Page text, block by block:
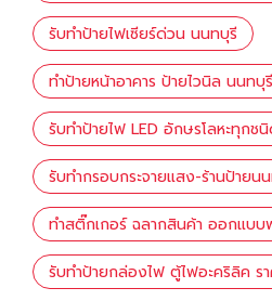
รับทำป้ายไฟเซียร์ด่วน นนทบุรี
ทำป้ายหน้าอาคาร ป้ายไวนิล นนทบุรี
รับทำป้ายไฟ LED อักษรโลหะทุกช
รับทำกรอบกระจายแสง-ร้านป้ายน
ทำสติ๊กเกอร์ ฉลากสินค้า ออกแบ
รับทำป้ายกล่องไฟ ตู้ไฟอะคริลิค ร